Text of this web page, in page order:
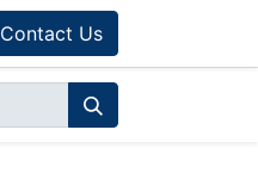
Contact Us